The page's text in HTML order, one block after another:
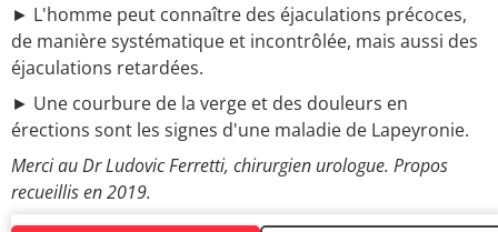
► L'homme peut connaître des éjaculations précoces,
de manière systématique et incontrôlée, mais aussi des
éjaculations retardées.
► Une courbure de la verge et des douleurs en
érections sont les signes d'une maladie de Lapeyronie.
Merci au Dr Ludovic Ferretti, chirurgien urologue. Propos
recueillis en 2019.